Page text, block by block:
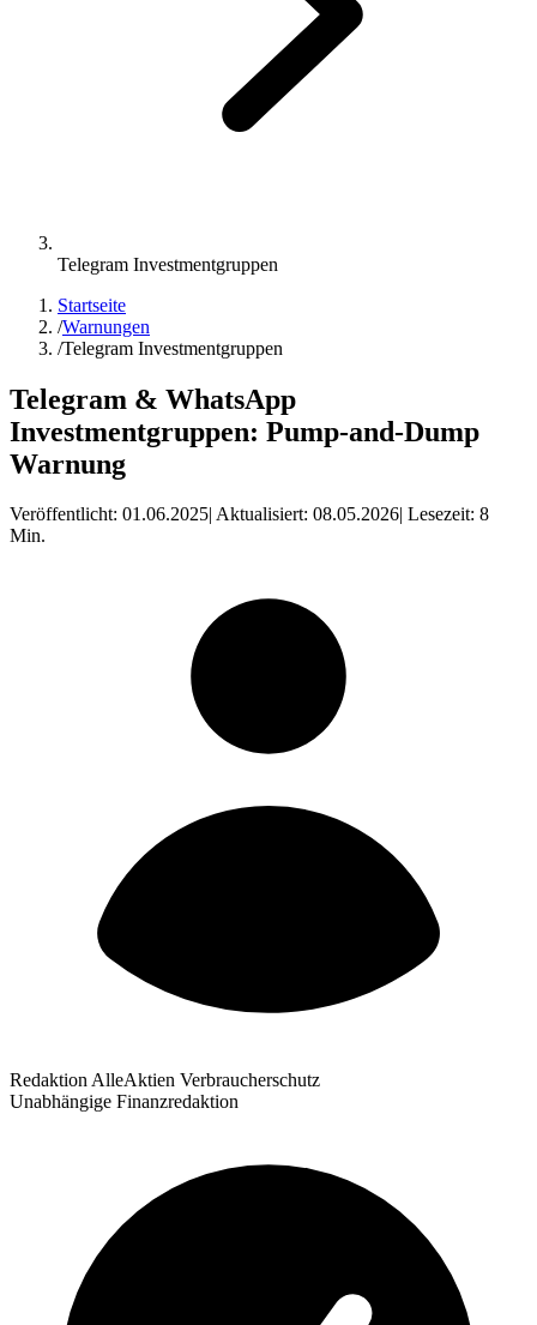
Telegram Investmentgruppen
Startseite
/Warnungen
/Telegram Investmentgruppen
Telegram & WhatsApp
Investmentgruppen: Pump-and-Dump
Warnung
Veröffentlicht: 01.06.2025 | Aktualisiert: 08.05.2026 | Lesezeit: 8
Min.
Redaktion AlleAktien Verbraucherschutz
Unabhängige Finanzredaktion